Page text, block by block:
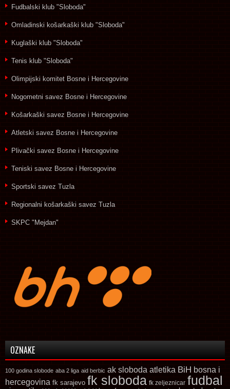
Fudbalski klub "Sloboda"
Omladinski košarkaški klub "Sloboda"
Kuglaški klub "Sloboda"
Tenis klub "Sloboda"
Olimpijski komitet Bosne i Hercegovine
Nogometni savez Bosne i Hercegovine
Košarkaški savez Bosne i Hercegovine
Atletski savez Bosne i Hercegovine
Plivački savez Bosne i Hercegovine
Teniski savez Bosne i Hercegovine
Sportski savez Tuzla
Regionalni košarkaški savez Tuzla
SKPC "Mejdan"
OZNAKE
100 godina slobode aba 2 liga aid berbic ak sloboda atletika BiH bosna i
hercegovina fk sarajevo fk sloboda fk zeljeznicar fudbal